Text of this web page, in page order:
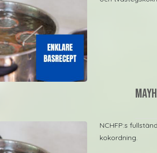
NCHFP:s
kokordning.